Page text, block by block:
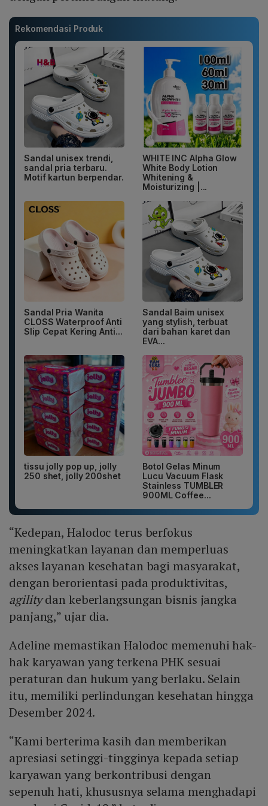
Rekomendasi Produk
Sandal unisex trendi,
sandal pria terbaru.
Motif kartun berpendar.
WHITE INC Alpha Glow
White Body Lotion
Whitening &
Moisturizing |...
Sandal Pria Wanita
CLOSS Waterproof Anti
Slip Cepat Kering Anti...
Sandal Baim unisex
yang stylish, terbuat
dari bahan karet dan
EVA...
tissu jolly pop up, jolly
250 shet, jolly 200shet
Botol Gelas Minum
Lucu Vacuum Flask
Stainless TUMBLER
900ML Coffee...
“Kedepan, Halodoc terus berfokus
meningkatkan layanan dan memperluas
akses layanan kesehatan bagi masyarakat,
dengan berorientasi pada produktivitas,
agilitydan keberlangsungan bisnis jangka
panjang,” ujar dia.
Adeline memastikan Halodoc memenuhi hak-
hak karyawan yang terkena PHK sesuai
peraturan dan hukum yang berlaku. Selain
itu, memiliki perlindungan kesehatan hingga
Desember 2024.
“Kami berterima kasih dan memberikan
apresiasi setinggi-tingginya kepada setiap
karyawan yang berkontribusi dengan
sepenuh hati, khususnya selama menghadapi